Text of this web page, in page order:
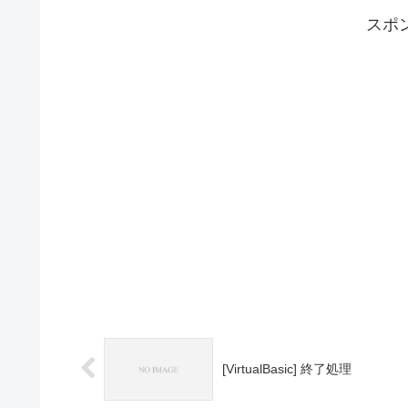
スポ
[VirtualBasic] 終了処理